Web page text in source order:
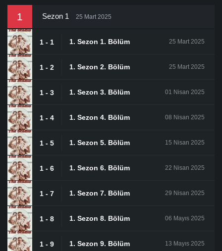
1 Sezon 1 25 Mart 2025
1 - 1 1. Sezon 1. Bölüm 25 Mart 2025
1 - 2 1. Sezon 2. Bölüm 25 Mart 2025
1 - 3 1. Sezon 3. Bölüm 01 Nisan 2025
1 - 4 1. Sezon 4. Bölüm 08 Nisan 2025
1 - 5 1. Sezon 5. Bölüm 15 Nisan 2025
1 - 6 1. Sezon 6. Bölüm 22 Nisan 2025
1 - 7 1. Sezon 7. Bölüm 29 Nisan 2025
1 - 8 1. Sezon 8. Bölüm 06 Mayıs 2025
1 - 9 1. Sezon 9. Bölüm 13 Mayıs 2025